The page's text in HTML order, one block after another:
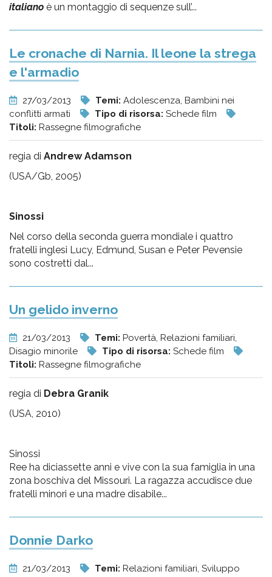
italiano è un montaggio di sequenze sull’...
Le cronache di Narnia. Il leone la strega
e l'armadio
27/03/2013 Temi: Adolescenza, Bambini nei
conflitti armati
Tipo di risorsa: Schede film
Titoli: Rassegne filmografiche
regia di Andrew Adamson
(USA/Gb, 2005)
Sinossi
Nel corso della seconda guerra mondiale i quattro
fratelli inglesi Lucy, Edmund, Susan e Peter Pevensie
sono costretti dal...
Un gelido inverno
21/03/2013 Temi: Povertà, Relazioni familiari,
Disagio minorile
Tipo di risorsa: Schede film
Titoli: Rassegne filmografiche
regia di Debra Granik
(USA, 2010)
Sinossi
Ree ha diciassette anni e vive con la sua famiglia in una
zona boschiva del Missouri. La ragazza accudisce due
fratelli minori e una madre disabile...
Donnie Darko
21/03/2013 Temi: Relazioni familiari, Sviluppo